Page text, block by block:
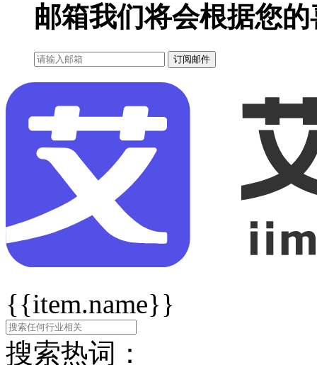
邮箱我们将会根据您
订阅邮件
{{item.name}}
搜索热词：